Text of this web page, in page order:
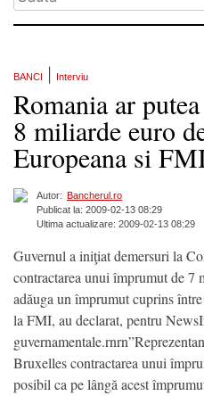
BANCI Interviu
Romania ar
8 miliarde euro
Europeana si
Autor: Bancherul.ro
Publicat la: 2009-02-13 08:29
Ultima actualizare: 2009-02-13 08:29
Guvernul a iniţiat demersuri la
contractarea unui împrumut de 7
adăuga un împrumut cuprins
la FMI, au declarat, pentru
Bruxelles contractarea unui
posibil ca pe lângă acest